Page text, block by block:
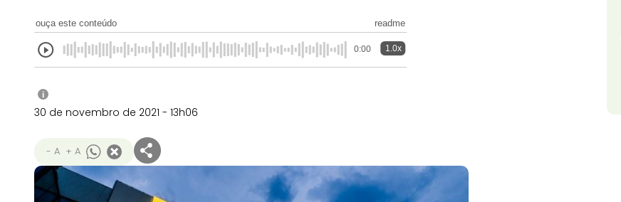
ouça este conteúdo readme
0:00 1.0x
i
30 de novembro de 2021 - 13h06
- A + A